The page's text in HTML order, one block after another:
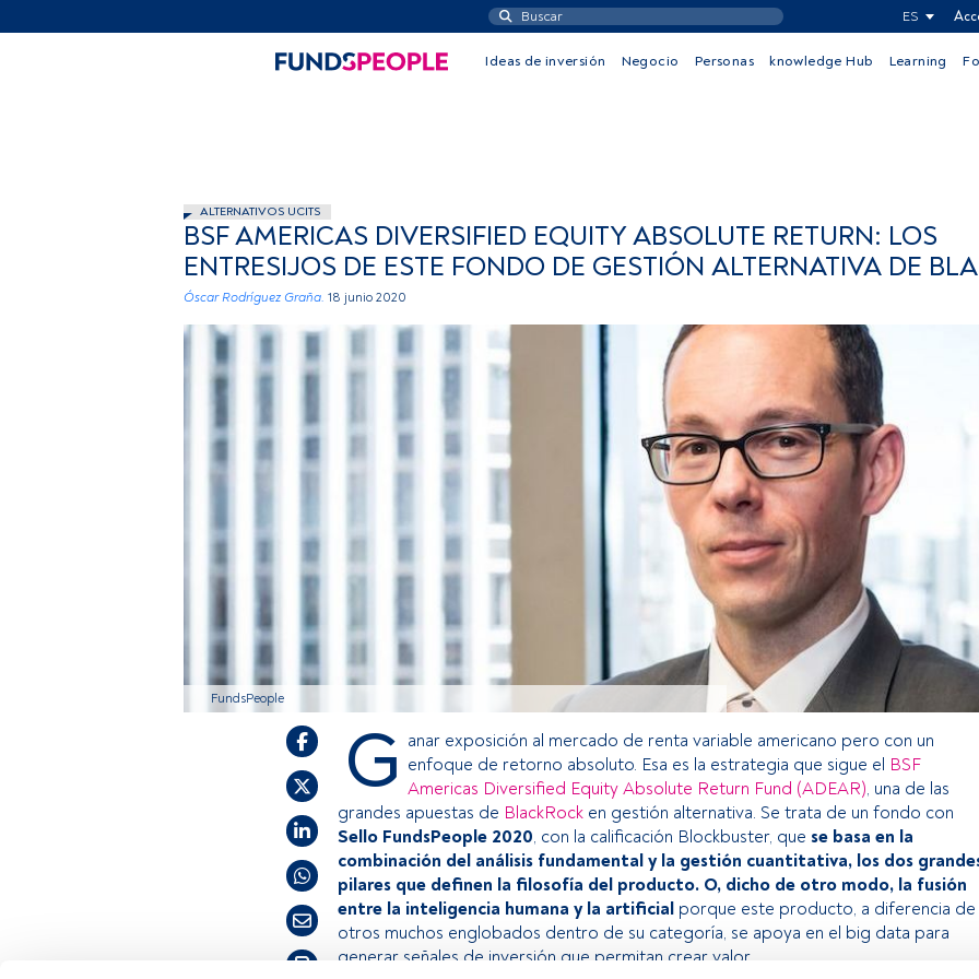
ES
Ideas de inversión Negocio Personas knowledge Hub Learning
ALTERNATIVOS UCITS
BSF AMERICAS DIVERSIFIED EQUITY ABSOLUTE RETURN: LOS
ENTRESIJOS DE ESTE FONDO DE GESTIÓN ALTERNATIVA DE
Óscar Rodríguez Graña. 18 junio 2020
FundsPeople
G anar exposición al mercado de renta variable americano pero con un
enfoque de retorno absoluto. Esa es la estrategia que sigue el BSF
Americas Diversified Equity Absolute Return Fund (ADEAR), una de las
grandes apuestas de BlackRock en gestión alternativa. Se trata de un fondo con
Sello FundsPeople 2020, con la calificación Blockbuster, que se basa en la
combinación del análisis fundamental y la gestión cuantitativa, los dos
pilares que definen la filosofía del producto. O, dicho de otro modo, la fusión
entre la inteligencia humana y la artificial porque este producto, a diferencia de
otros muchos englobados dentro de su categoría, se apoya en el big data para
generar señales de inversión que permitan crear valor.